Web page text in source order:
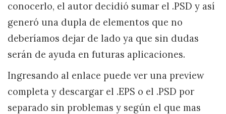
conocerlo, el autor decidió sumar el .PSD y así
generó una dupla de elementos que no
deberíamos dejar de lado ya que sin dudas
serán de ayuda en futuras aplicaciones.
Ingresando al enlace puede ver una preview
completa y descargar el .EPS o el .PSD por
separado sin problemas y según el que mas